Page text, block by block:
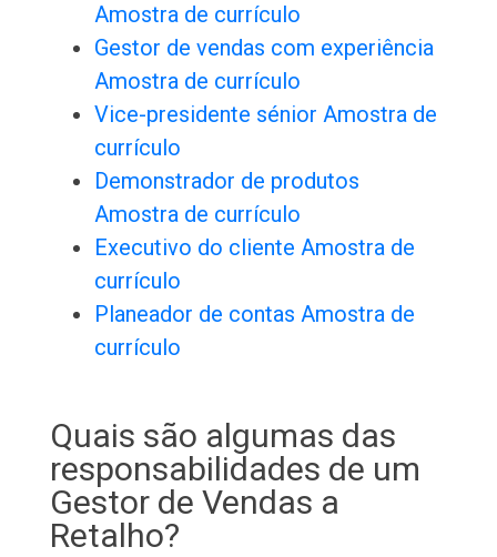
Amostra de currículo
Gestor de vendas com experiência
Amostra de currículo
Vice-presidente sénior Amostra de
currículo
Demonstrador de produtos
Amostra de currículo
Executivo do cliente Amostra de
currículo
Planeador de contas Amostra de
currículo
Quais são algumas das
responsabilidades de um
Gestor de Vendas a
Retalho?